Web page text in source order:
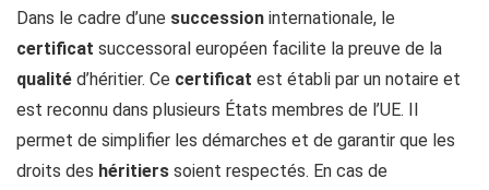
Dans le cadre d’une succession internationale, le
certificat successoral européen facilite la preuve de la
qualité d’héritier. Ce certificat est établi par un notaire et
est reconnu dans plusieurs États membres de l’UE. Il
permet de simplifier les démarches et de garantir que les
droits des héritiers soient respectés. En cas de